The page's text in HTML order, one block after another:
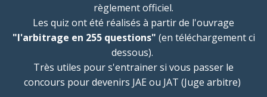
règlement officiel.
Les quiz ont été réalisés à partir de l'ouvrage
"l'arbitrage en 255 questions" (en téléchargement ci
dessous).
Très utiles pour s'entrainer si vous passer le
concours pour devenirs JAE ou JAT (Juge arbitre)